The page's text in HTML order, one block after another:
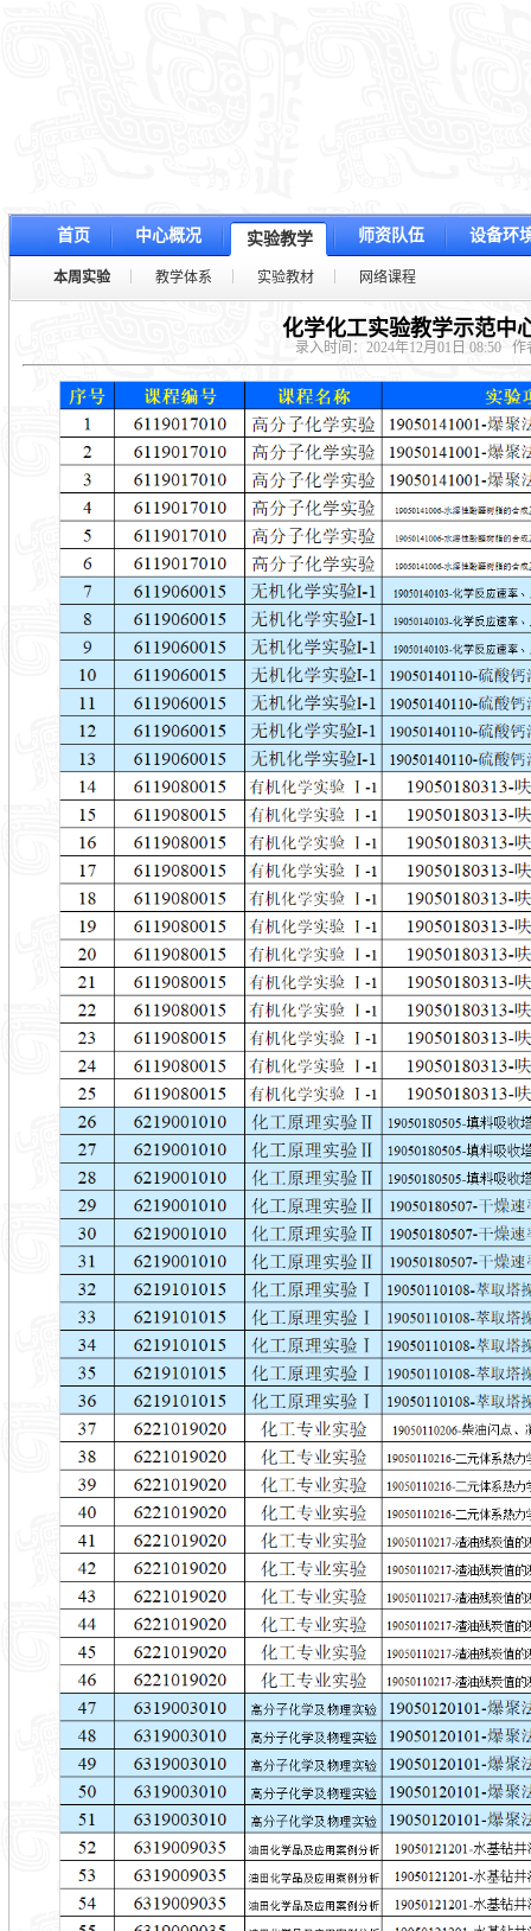
首页 中心概况 实验教学 师资队伍 设备环
本周实验 教学体系 实验教材 网络课程
化学化工实验教学示范中
录入时间：2024年12月01日 08:50 作